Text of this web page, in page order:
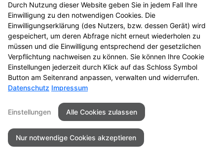
Durch Nutzung dieser Website geben Sie in jedem Fall Ihre
Einwilligung zu den notwendigen Cookies. Die
Einwilligungserklärung (des Nutzers, bzw. dessen Gerät) wird
gespeichert, um deren Abfrage nicht erneut wiederholen zu
müssen und die Einwilligung entsprechend der gesetzlichen
Verpflichtung nachweisen zu können. Sie können Ihre Cookie
Einstellungen jederzeit durch Klick auf das Schloss Symbol
Button am Seitenrand anpassen, verwalten und widerrufen.
Datenschutz Impressum
Einstellungen Alle Cookies zulassen
Nur notwendige Cookies akzeptieren